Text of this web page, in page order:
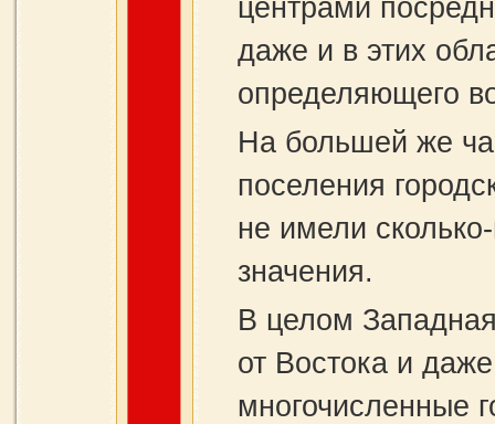
центрами
даже и в этих
определяющего
На большей же
поселения
не имели
значения.
В целом
от Востока и
многочисленные